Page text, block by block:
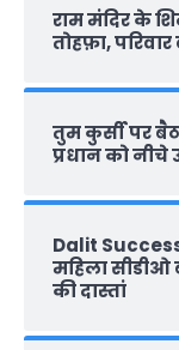
राम मंदिर के
तोहफ़ा,
तुम कुर्सी पर
प्रधान को
Dalit
महिला सीडीओ
की दास्‍तां